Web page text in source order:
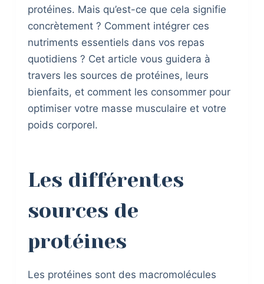
protéines. Mais qu’est-ce que cela signifie
concrètement ? Comment intégrer ces
nutriments essentiels dans vos repas
quotidiens ? Cet article vous guidera à
travers les sources de protéines, leurs
bienfaits, et comment les consommer pour
optimiser votre masse musculaire et votre
poids corporel.
Les différentes
sources de
protéines
Les protéines sont des macromolécules